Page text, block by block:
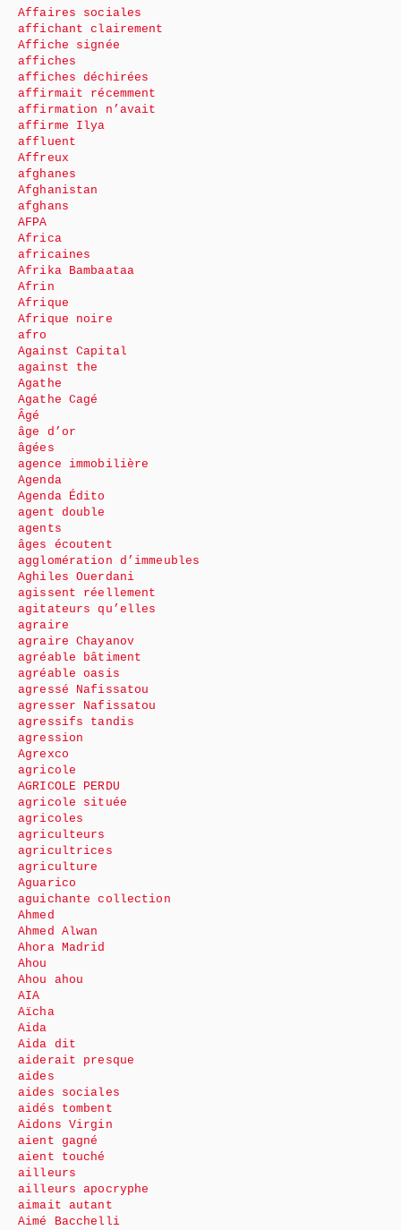
Affaires sociales
affichant clairement
Affiche signée
affiches
affiches déchirées
affirmait récemment
affirmation n’avait
affirme Ilya
affluent
Affreux
afghanes
Afghanistan
afghans
AFPA
Africa
africaines
Afrika Bambaataa
Afrin
Afrique
Afrique noire
afro
Against Capital
against the
Agathe
Agathe Cagé
Âgé
âge d’or
âgées
agence immobilière
Agenda
Agenda Édito
agent double
agents
âges écoutent
agglomération d’immeubles
Aghiles Ouerdani
agissent réellement
agitateurs qu’elles
agraire
agraire Chayanov
agréable bâtiment
agréable oasis
agressé Nafissatou
agresser Nafissatou
agressifs tandis
agression
Agrexco
agricole
AGRICOLE PERDU
agricole située
agricoles
agriculteurs
agricultrices
agriculture
Aguarico
aguichante collection
Ahmed
Ahmed Alwan
Ahora Madrid
Ahou
Ahou ahou
AIA
Aïcha
Aida
Aida dit
aiderait presque
aides
aides sociales
aidés tombent
Aidons Virgin
aient gagné
aient touché
ailleurs
ailleurs apocryphe
aimait autant
Aimé Bacchelli